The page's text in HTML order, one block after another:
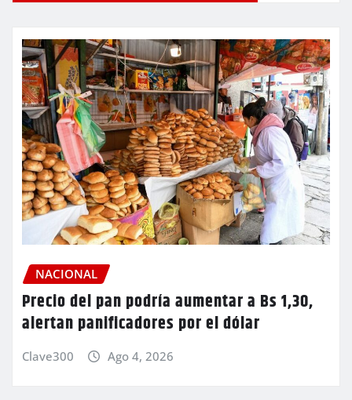
NACIONAL
Precio del pan podría aumentar a Bs 1,30,
alertan panificadores por el dólar
Clave300 Ago 4, 2026